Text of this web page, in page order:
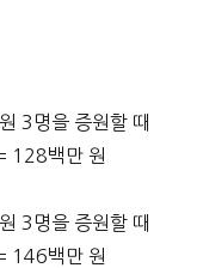
3명을 증원할 때
128백만 원
3명을 증원할 때
146백만 원